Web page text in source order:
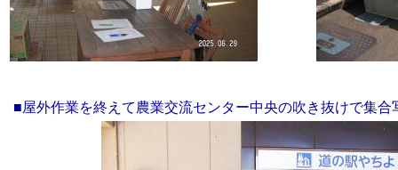
■屋外作業を終えて農業交流センター中央の吹き抜けで集